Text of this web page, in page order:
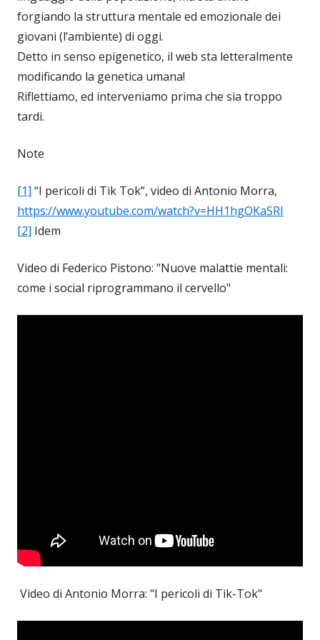
forgiando la struttura mentale ed emozionale dei
giovani (l’ambiente) di oggi.
Detto in senso epigenetico, il web sta letteralmente
modificando la genetica umana!
Riflettiamo, ed interveniamo prima che sia troppo
tardi.
Note
[1] “I pericoli di Tik Tok”, video di Antonio Morra,
https://www.youtube.com/watch?v=HH1hgOKaSRI
[2] Idem
Video di Federico Pistono: "Nuove malattie mentali:
come i social riprogrammano il cervello"
Video di Antonio Morra: "I pericoli di Tik-Tok"